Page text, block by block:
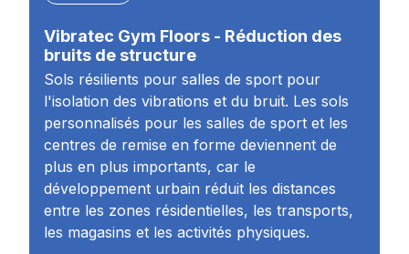
Vibratec Gym Floors - Réduction des
bruits de structure
Sols résilients pour salles de sport pour
l'isolation des vibrations et du bruit. Les sols
personnalisés pour les salles de sport et les
centres de remise en forme deviennent de
plus en plus importants, car le
développement urbain réduit les distances
entre les zones résidentielles, les transports,
les magasins et les activités physiques.